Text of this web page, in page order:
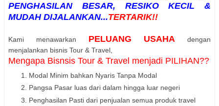
PENGHASILAN BESAR, RESIKO KECIL &
MUDAH DIJALANKAN...TERTARIK!!
Kami menawarkan PELUANG USAHA dengan
menjalankan bisnis Tour & Travel,
Mengapa Bisnsis Tour & Travel menjadi PILIHAN??
Modal Minim bahkan Nyaris Tanpa Modal
Pangsa Pasar luas dari dalam hingga luar negeri
Penghasilan Pasti dari penjualan semua produk travel